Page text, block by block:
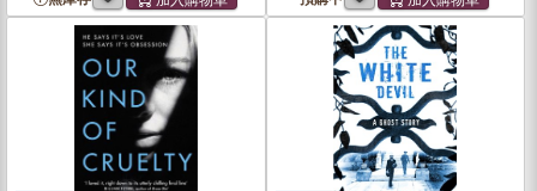
courtroom drama for fans of
Gillian Flynn and Ripley